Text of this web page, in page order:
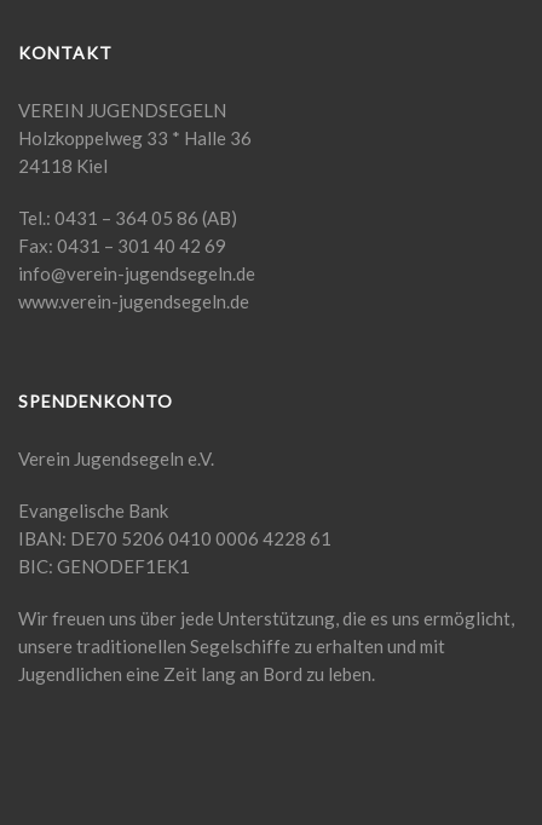
KONTAKT
VEREIN JUGENDSEGELN
Holzkoppelweg 33 * Halle 36
24118 Kiel
Tel.: 0431 – 364 05 86 (AB)
Fax: 0431 – 301 40 42 69
info@verein-jugendsegeln.de
www.verein-jugendsegeln.de
SPENDENKONTO
Verein Jugendsegeln e.V.
Evangelische Bank
IBAN: DE70 5206 0410 0006 4228 61
BIC: GENODEF1EK1
Wir freuen uns über jede Unterstützung, die es uns ermöglicht,
unsere traditionellen Segelschiffe zu erhalten und mit
Jugendlichen eine Zeit lang an Bord zu leben.